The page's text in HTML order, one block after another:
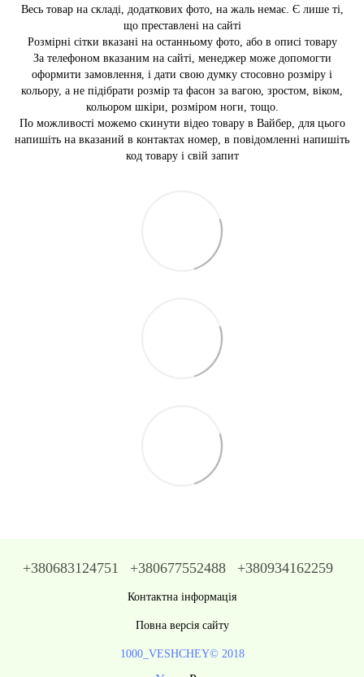
Весь товар на складі, додаткових фото, на жаль немає. Є лише ті,
що преставлені на сайті
Розмірні сітки вказані на останньому фото, або в описі товару
За телефоном вказаним на сайті, менеджер може допомогти
оформити замовлення, і дати свою думку стосовно розміру і
кольору, а не підібрати розмір та фасон за вагою, зростом, віком,
кольором шкіри, розміром ноги, тощо.
По можливості можемо скинути відео товару в Вайбер, для цього
напишіть на вказаний в контактах номер, в повідомленні напишіть
код товару і свій запит
+380683124751 +380677552488 +380934162259
Контактна інформація
Повна версія сайту
1000_VESHCHEY© 2018